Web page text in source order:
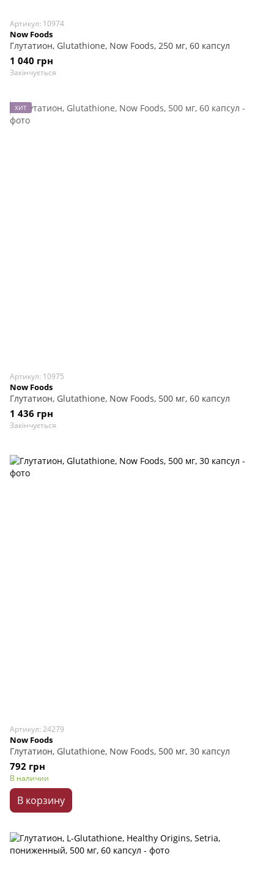
Артикул: 10974
Now Foods
Глутатион, Glutathione, Now Foods, 250 мг, 60 капсул
1 040 грн
Закінчується
ХИТ
Артикул: 10975
Now Foods
Глутатион, Glutathione, Now Foods, 500 мг, 60 капсул
1 436 грн
Закінчується
Артикул: 24279
Now Foods
Глутатион, Glutathione, Now Foods, 500 мг, 30 капсул
792 грн
В наличии
В корзину